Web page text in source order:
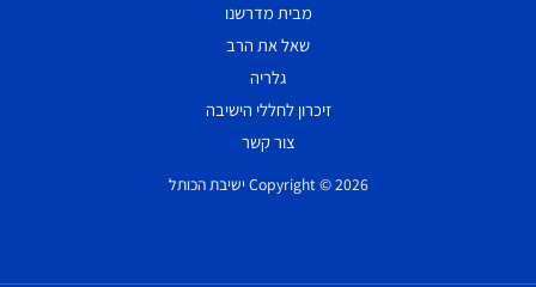
מבית מדרשנו
שאל את הרב
גלריה
זיכרון לחללי הישיבה
צור קשר
Copyright © 2026 ישיבת הכותל